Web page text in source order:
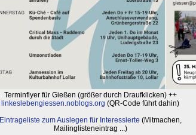
Terminflyer für Gießen (größer durch Draufklicken) ++
linkeslebengiessen.noblogs.org (QR-Code führt dahin)
Eintrageliste zum Auslegen für Interessierte (Mitmachen,
Mailinglisteneintrag ...)